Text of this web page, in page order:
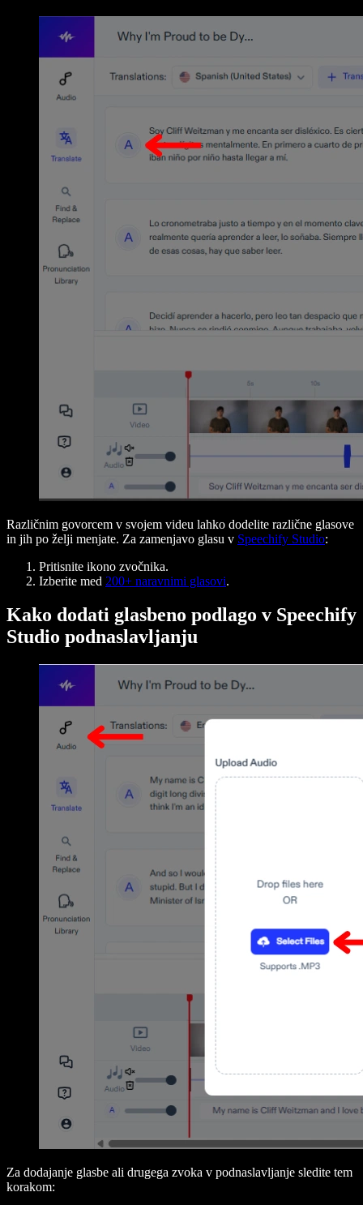
Različnim govorcem v svojem videu lahko dodelite različne glasove
in jih po želji menjate. Za zamenjavo glasu v Speechify Studio:
Pritisnite ikono zvočnika.
Izberite med 200+ naravnimi glasovi.
Kako dodati glasbeno podlago v Speechify
Studio podnaslavljanju
Za dodajanje glasbe ali drugega zvoka v podnaslavljanje sledite tem
korakom: